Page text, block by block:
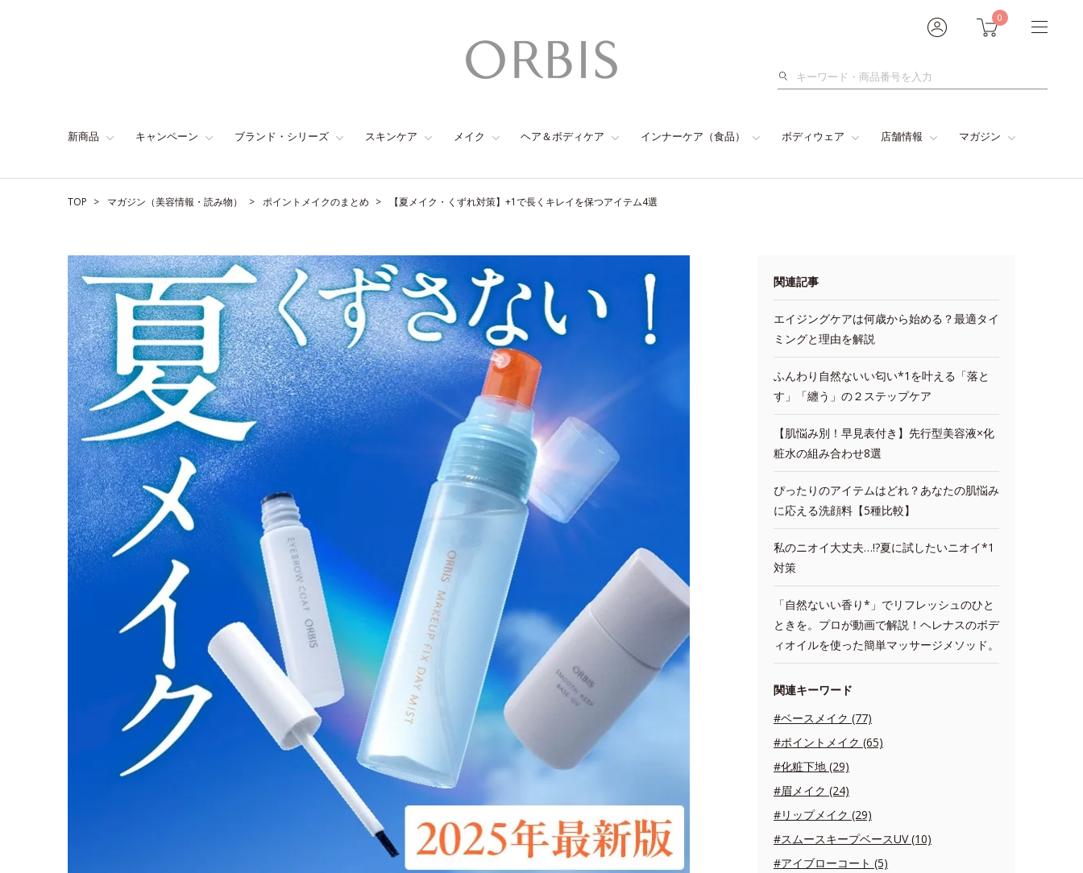
0
検
新商品 キャンペーン ブランド・シリーズ スキンケア メイク ヘア＆ボディケア インナーケア（食品） ボディウェア 店舗情報 マガジン
TOP マガジン（美容情報・読み物） ポイントメイクのまとめ 【夏メイク・くずれ対策】+1で長くキレイを保つアイテム4選
関連記事
エイジングケアは何歳から始める？最適タイ
ミングと理由を解説
ふんわり自然ないい匂い*1を叶える「落と
す」「纏う」の２ステップケア
【肌悩み別！早見表付き】先行型美容液×化
粧水の組み合わせ8選
ぴったりのアイテムはどれ？あなたの肌悩み
に応える洗顔料【5種比較】
私のニオイ大丈夫…!?夏に試したいニオイ*1
対策
「自然ないい香り*」でリフレッシュのひと
ときを。プロが動画で解説！ヘレナスのボデ
ィオイルを使った簡単マッサージメソッド。
関連キーワード
#ベースメイク (77)
#ポイントメイク (65)
#化粧下地 (29)
#眉メイク (24)
#リップメイク (29)
#スムースキープベースUV (10)
#アイブローコート (5)